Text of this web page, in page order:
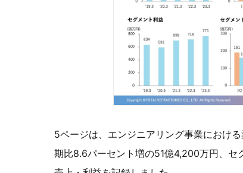
5ページは、エンジニアリング事業におけ
期比8.6パーセント増の51億4,200万円、セ